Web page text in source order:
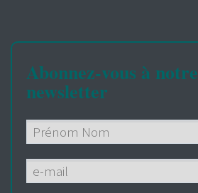
Abonnez-vous à notre
newsletter